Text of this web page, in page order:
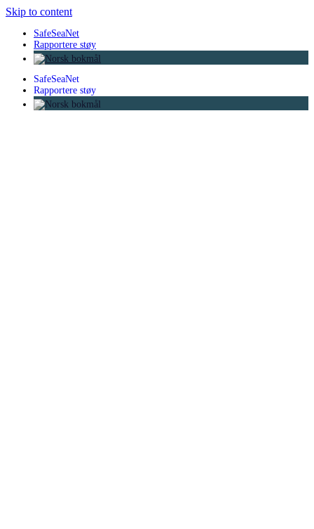
Skip to content
SafeSeaNet
Rapportere støy
SafeSeaNet
Rapportere støy